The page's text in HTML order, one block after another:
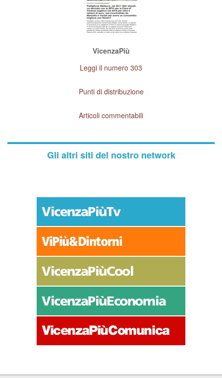
VicenzaPiù
Leggi il numero 303
Punti di distribuzione
Articoli commentabili
Gli altri siti del nostro network